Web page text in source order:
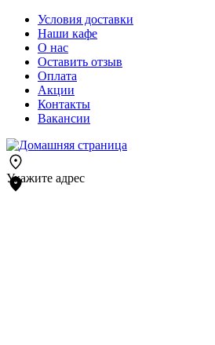
Условия доставки
Наши кафе
О нас
Оставить отзыв
Оплата
Акции
Контакты
Вакансии
Укажите адрес